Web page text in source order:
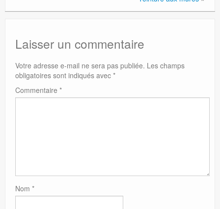
Laisser un commentaire
Votre adresse e-mail ne sera pas publiée. Les champs
obligatoires sont indiqués avec *
Commentaire *
Nom *